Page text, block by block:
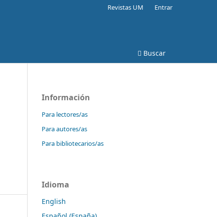
Buscar
Revistas UM Entrar
Información
Para lectores/as
Para autores/as
Para bibliotecarios/as
Idioma
English